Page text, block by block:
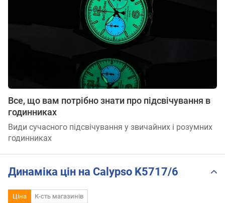
Все, що вам потрібно знати про підсвічування в
годинниках
Види сучасного підсвічування у звичайних і розумних
годинниках
Динаміка цін на Calypso K5717/6
Ціна К-сть магазинів